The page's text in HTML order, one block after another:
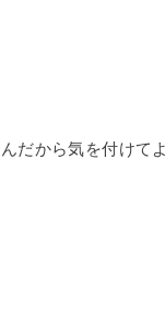
だから気を付けて